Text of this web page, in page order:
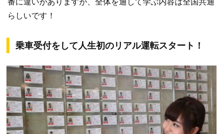
番に違いがありますが、全体を通して学ぶ内容は全国共通
らしいです！
乗車受付をして人生初のリアル運転スタート！